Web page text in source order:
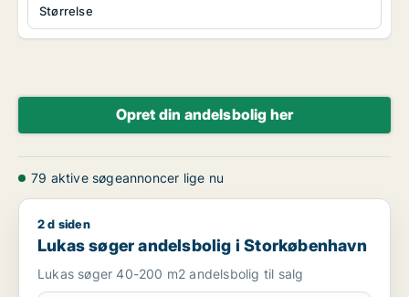
Størrelse
Opret din andelsbolig her
79 aktive søgeannoncer lige nu
Lukas søger andelsbolig i Storkøbenhavn
2 d siden
Lukas søger andelsbolig i Storkøbenhavn
Lukas søger 40-200 m2 andelsbolig til salg